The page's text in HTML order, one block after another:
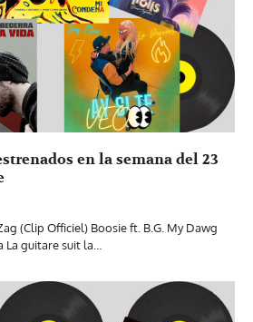
en la semana del 23
(Clip Officiel) Boosie ft. B.G. My Dawg
La guitare suit la…